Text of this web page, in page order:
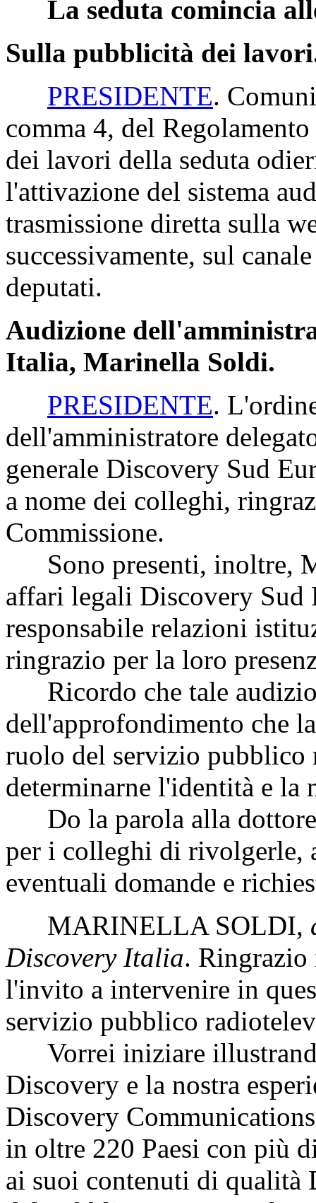
La seduta comincia
Sulla pubblicità dei
PRESIDENTE.
comma 4, del
dei lavori della seduta
l'attivazione del sistema
trasmissione diretta sulla
successivamente, sul
deputati.
Audizione
Italia, Marinella Soldi.
PRESIDENTE.
dell'amministratore
generale Discovery Sud
a nome dei colleghi,
Commissione.
Sono presenti, inoltre,
affari legali Discovery Sud
responsabile relazioni
ringrazio per la loro
Ricordo che tale
dell'approfondimento che
ruolo del servizio pubblico
determinarne l'identità e la
Do la parola alla
per i colleghi di rivolgerle,
eventuali domande e
MARINELLA SOLDI,
Discovery Italia. Ringrazio
l'invito a intervenire in
servizio pubblico
Vorrei iniziare
Discovery e la nostra
Discovery
in oltre 220 Paesi con più
ai suoi contenuti di qualità